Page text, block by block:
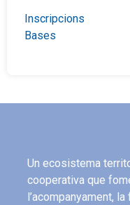
Inscripcions
Bases
Un ecosistema
cooperativa que
l’acompanyament,